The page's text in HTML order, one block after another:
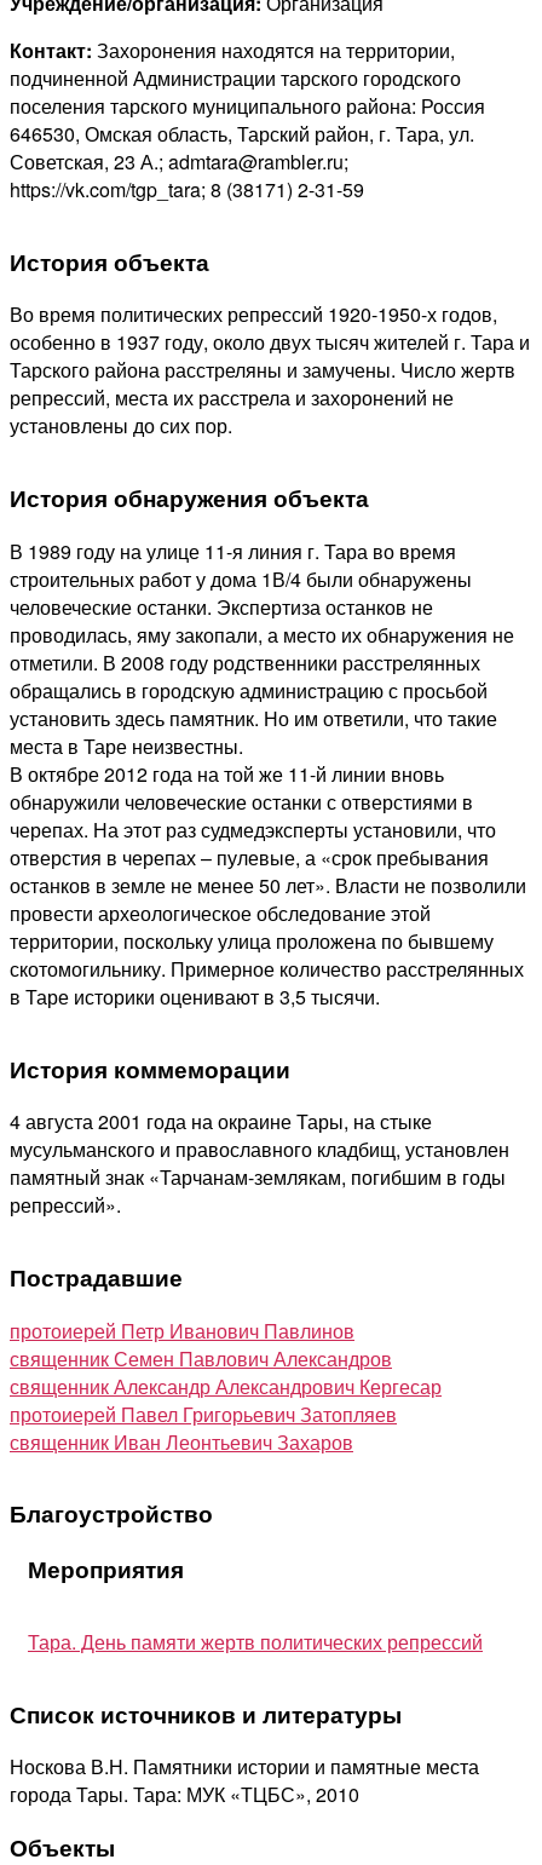
Контакт: Захоронения находятся на территории,
подчиненной Администрации тарского городского
поселения тарского муниципального района: Россия
646530, Омская область, Тарский район, г. Тара, ул.
Советская, 23 А.; admtara@rambler.ru;
https://vk.com/tgp_tara; 8 (38171) 2-31-59
История объекта
Во время политических репрессий 1920-1950-х годов,
особенно в 1937 году, около двух тысяч жителей г. Тара и
Тарского района расстреляны и замучены. Число жертв
репрессий, места их расстрела и захоронений не
установлены до сих пор.
История обнаружения объекта
В 1989 году на улице 11-я линия г. Тара во время
строительных работ у дома 1В/4 были обнаружены
человеческие останки. Экспертиза останков не
проводилась, яму закопали, а место их обнаружения не
отметили. В 2008 году родственники расстрелянных
обращались в городскую администрацию с просьбой
установить здесь памятник. Но им ответили, что такие
места в Таре неизвестны.
В октябре 2012 года на той же 11-й линии вновь
обнаружили человеческие останки с отверстиями в
черепах. На этот раз судмедэксперты установили, что
отверстия в черепах – пулевые, а «срок пребывания
останков в земле не менее 50 лет». Власти не позволили
провести археологическое обследование этой
территории, поскольку улица проложена по бывшему
скотомогильнику. Примерное количество расстрелянных
в Таре историки оценивают в 3,5 тысячи.
История коммеморации
4 августа 2001 года на окраине Тары, на стыке
мусульманского и православного кладбищ, установлен
памятный знак «Тарчанам-землякам, погибшим в годы
репрессий».
Пострадавшие
протоиерей Петр Иванович Павлинов
священник Семен Павлович Александров
священник Александр Александрович Кергесар
протоиерей Павел Григорьевич Затопляев
священник Иван Леонтьевич Захаров
Благоустройство
Мероприятия
Тара. День памяти жертв политических репрессий
Список источников и литературы
Носкова В.Н. Памятники истории и памятные места
города Тары. Тара: МУК «ТЦБС», 2010
Объекты